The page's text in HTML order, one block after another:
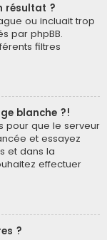
résultat ?
ou incluait trop
par phpBB.
filtres
blanche ?!
pour que le serveur
et essayez
et dans la
effectuer
?